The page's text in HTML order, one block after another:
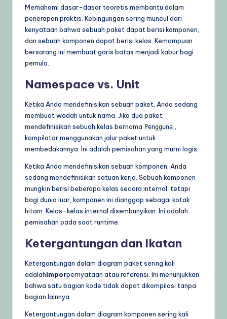
Memahami dasar-dasar teoretis membantu dalam
penerapan praktis. Kebingungan sering muncul dari
kenyataan bahwa sebuah paket dapat berisi komponen,
dan sebuah komponen dapat berisi kelas. Kemampuan
bersarang ini membuat garis batas menjadi kabur bagi
pemula.
Namespace vs. Unit
Ketika Anda mendefinisikan sebuah paket, Anda sedang
membuat wadah untuk nama. Jika dua paket
mendefinisikan sebuah kelas bernama Pengguna
kompilator menggunakan jalur paket untuk
membedakannya. Ini adalah pemisahan yang murni logis.
Ketika Anda mendefinisikan sebuah komponen, Anda
sedang mendefinisikan satuan kerja. Sebuah komponen
mungkin berisi beberapa kelas secara internal, tetapi
bagi dunia luar, komponen ini dianggap sebagai kotak
hitam. Kelas-kelas internal disembunyikan. Ini adalah
pemisahan pada saat runtime.
Ketergantungan dan Ikatan
Ketergantungan dalam diagram paket sering kali
adalahimporpernyataan atau referensi. Ini menunjukkan
bahwa satu bagian kode tidak dapat dikompilasi tanpa
bagian lainnya.
Ketergantungan dalam diagram komponen sering kali